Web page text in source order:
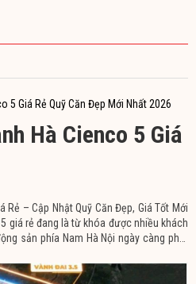
Hà Cienco 5 Giá
Rẻ – Cập Nhật Quỹ Căn Đẹp, Giá Tốt Mới
giá rẻ đang là từ khóa được nhiều khách
sản phía Nam Hà Nội ngày càng phát